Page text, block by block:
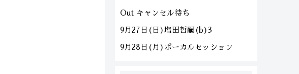
Out キャンセル待ち
9月27日(日)塩田哲嗣(b)3
9月28日(月)ボーカルセッション